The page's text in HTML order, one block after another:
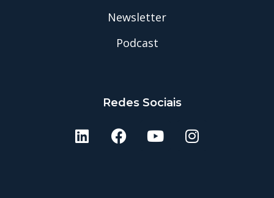
Newsletter
Podcast
Redes Sociais